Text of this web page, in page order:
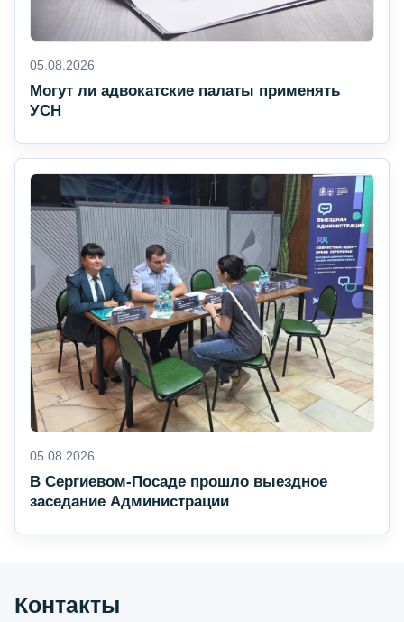
05.08.2026
Могут ли адвокатские палаты применять
УСН
05.08.2026
В Сергиевом-Посаде прошло выездное
заседание Администрации
Контакты